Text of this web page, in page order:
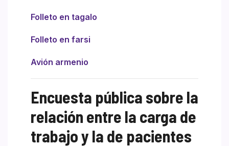
Folleto en tagalo
Folleto en farsi
Avión armenio
Encuesta pública sobre la
relación entre la carga de
trabajo y la de pacientes